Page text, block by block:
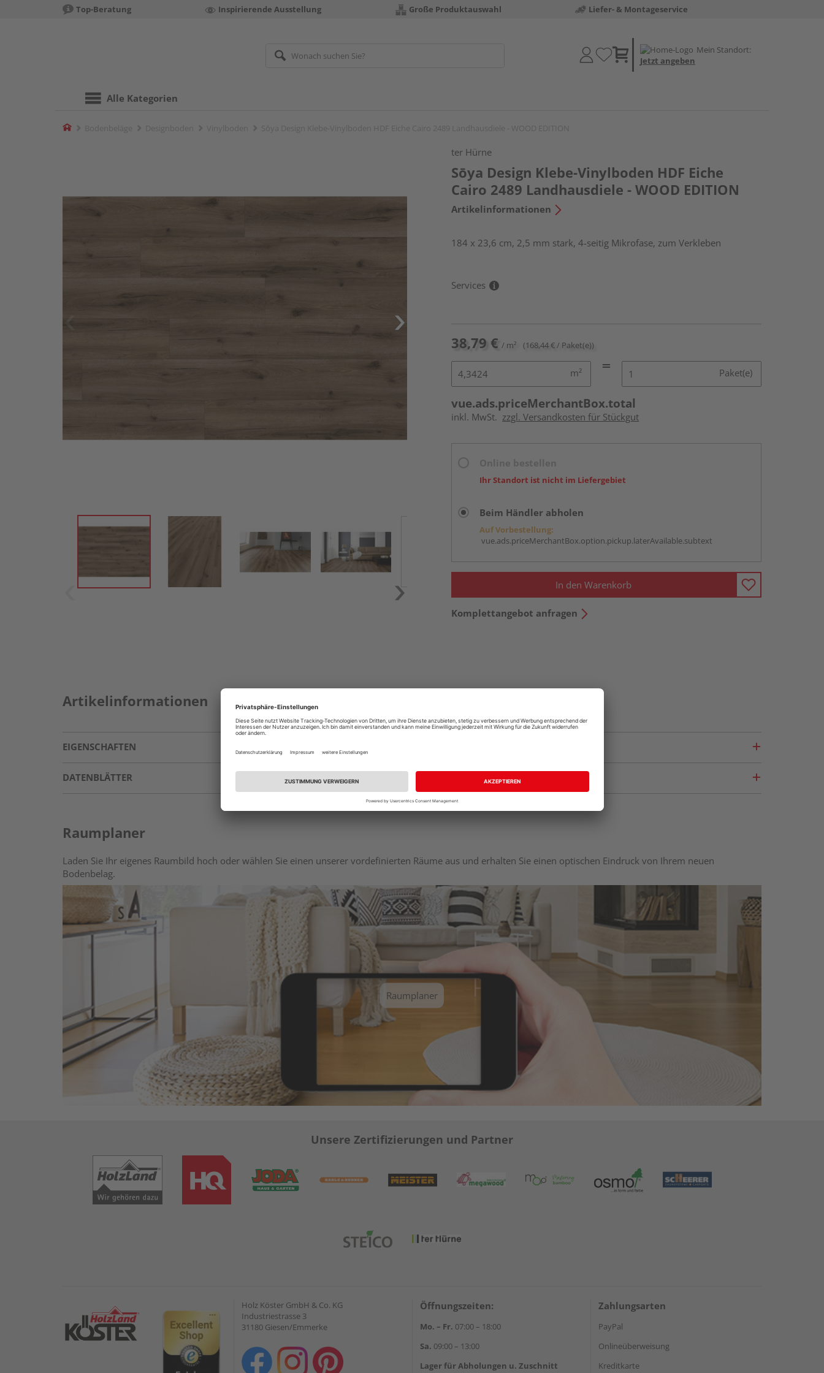
Top-Beratung Inspirierende Ausstellung Große Produktauswahl Liefer- & Montageservice
Mein Standort:
Jetzt angeben
Alle Kategorien
Home
ter Hürne
Sōya Design Klebe-Vinylboden HDF Eiche
Cairo 2489 Landhausdiele - WOOD EDITION
Artikelinformationen
184 x 23,6 cm, 2,5 mm stark, 4-seitig Mikrofase, zum Verkleben
Services
38,79 € / m² (168,44 € / Paket(e))
m² Paket(e)
vue.ads.priceMerchantBox.total
inkl. MwSt. zzgl. Versandkosten für Stückgut
Ihr Standort ist nicht im Liefergebiet
Beim Händler abholen
Auf Vorbestellung:
vue.ads.priceMerchantBox.option.pickup.laterAvailable.subtext
In den Warenkorb
Komplettangebot anfragen
Artikelinformationen
EIGENSCHAFTEN
DATENBLÄTTER
Raumplaner
Laden Sie Ihr eigenes Raumbild hoch oder wählen Sie einen unserer vordefinierten Räume aus und erhalten Sie einen optischen Eindruck von Ihrem neuen
Bodenbelag.
Raumplaner
Unsere Zertifizierungen und Partner
Holz Köster GmbH & Co. KG
Industriestrasse 3
31180 Giesen/Emmerke
Öffnungszeiten:
Mo. – Fr. 07:00 – 18:00
Sa. 09:00 – 13:00
Lager für Abholungen u. Zuschnitt
Zahlungsarten
PayPal
Onlineüberweisung
Kreditkarte